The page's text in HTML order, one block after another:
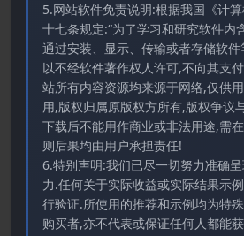
5.网站软件免责说明:根据我国《计
十七条规定:“为了学习和研究软件内
通过安装、显示、传输或者存储软
以不经软件著作权人许可,不向其支
站所有内容资源均来源于网络,仅供
用,版权归属原版权方所有,版权争议
下载后不能用作商业或非法用途,需
则后果均由用户承担责任!
6.特别声明:我们已尽一切努力准确
力.任何关于实际收益或实际结果示
行验证.所使用的推荐和示例均为特
购买者,亦不代表或保证任何人都能